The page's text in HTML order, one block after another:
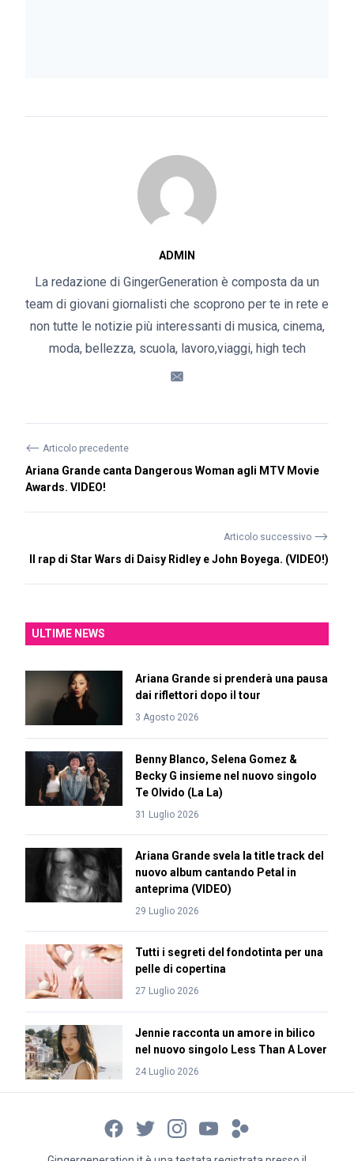
ADMIN
La redazione di GingerGeneration è composta da un
team di giovani giornalisti che scoprono per te in rete e
non tutte le notizie più interessanti di musica, cinema,
moda, bellezza, scuola, lavoro,viaggi, high tech
⟵ Articolo precedente
Ariana Grande canta Dangerous Woman agli MTV Movie
Awards. VIDEO!
Articolo successivo ⟶
Il rap di Star Wars di Daisy Ridley e John Boyega. (VIDEO!)
ULTIME NEWS
Ariana Grande si prenderà una pausa
dai riflettori dopo il tour
3 Agosto 2026
Benny Blanco, Selena Gomez &
Becky G insieme nel nuovo singolo
Te Olvido (La La)
31 Luglio 2026
Ariana Grande svela la title track del
nuovo album cantando Petal in
anteprima (VIDEO)
29 Luglio 2026
Tutti i segreti del fondotinta per una
pelle di copertina
27 Luglio 2026
Jennie racconta un amore in bilico
nel nuovo singolo Less Than A Lover
24 Luglio 2026